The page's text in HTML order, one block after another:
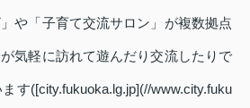
や「子育て交流サロン」が複数拠点
気軽に訪れて遊んだり交流したりで
す([city.fukuoka.lg.jp](//www.city.fuku